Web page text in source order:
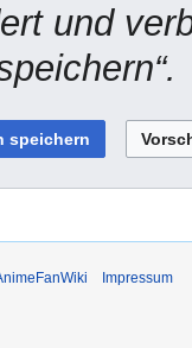
und
Impressum